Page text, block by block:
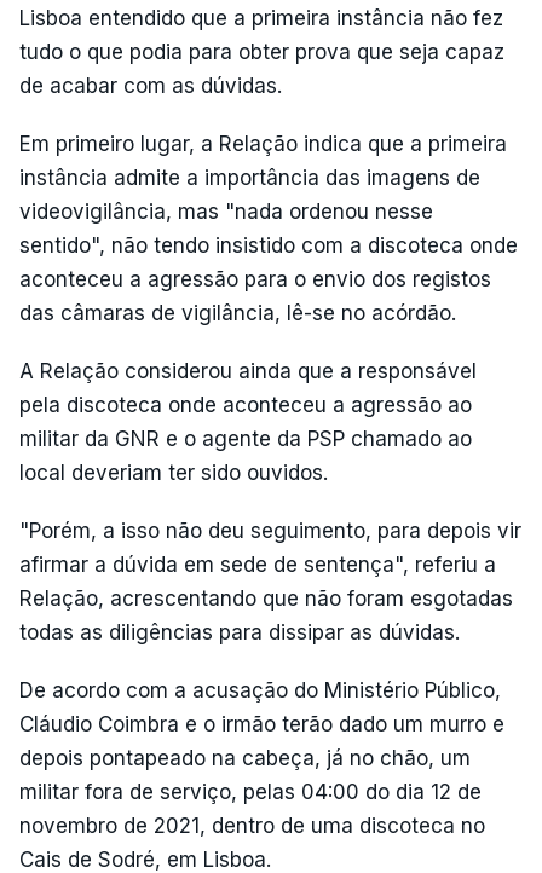
Lisboa entendido que a primeira instância não fez
tudo o que podia para obter prova que seja capaz
de acabar com as dúvidas.
Em primeiro lugar, a Relação indica que a primeira
instância admite a importância das imagens de
videovigilância, mas "nada ordenou nesse
sentido", não tendo insistido com a discoteca onde
aconteceu a agressão para o envio dos registos
das câmaras de vigilância, lê-se no acórdão.
A Relação considerou ainda que a responsável
pela discoteca onde aconteceu a agressão ao
militar da GNR e o agente da PSP chamado ao
local deveriam ter sido ouvidos.
"Porém, a isso não deu seguimento, para depois vir
afirmar a dúvida em sede de sentença", referiu a
Relação, acrescentando que não foram esgotadas
todas as diligências para dissipar as dúvidas.
De acordo com a acusação do Ministério Público,
Cláudio Coimbra e o irmão terão dado um murro e
depois pontapeado na cabeça, já no chão, um
militar fora de serviço, pelas 04:00 do dia 12 de
novembro de 2021, dentro de uma discoteca no
Cais de Sodré, em Lisboa.